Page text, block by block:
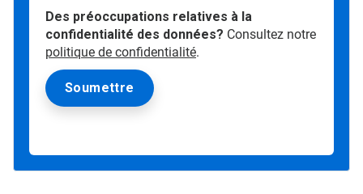
Des préoccupations relatives à la
confidentialité des données? Consultez notre
politique de confidentialité.